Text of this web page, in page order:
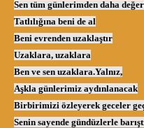
Sen tüm günlerimden daha
Tatlılığına beni de al
Beni evrenden uzaklaştır
Uzaklara, uzaklara
Ben ve sen uzaklara.Yalnız,
Aşkla günlerimiz aydınlanacak
Birbirimizi özleyerek geceler
Senin sayende gündüzlerle